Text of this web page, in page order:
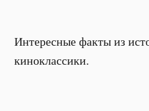
Интересные факты из
киноклассики.